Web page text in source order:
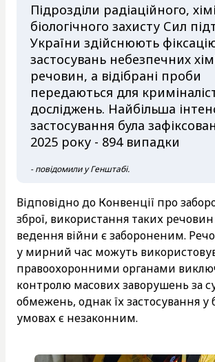
Підрозділи радіаційного,
біологічного захисту Сил
України здійснюють
застосувань небезпечних
речовин, а відібрані проби
передаються для
досліджень. Найбільша
застосування була
2025 року - 894 випадки
- повідомили у Генштабі.
Відповідно до Конвенції про
зброї, використання таких речовин
ведення війни є забороненим.
у мирний час можуть
правоохоронними органами
контролю масових заворушень за
обмежень, однак їх застосування у
умовах є незаконним.